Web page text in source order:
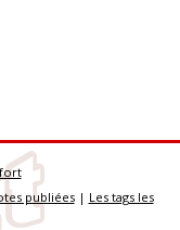
publiées| Les tags les